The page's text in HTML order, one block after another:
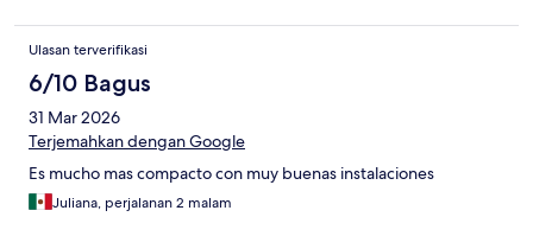
Ulasan terverifikasi
6/10 Bagus
31 Mar 2026
Terjemahkan dengan Google
Es mucho mas compacto con muy buenas instalaciones
Juliana, perjalanan 2 malam